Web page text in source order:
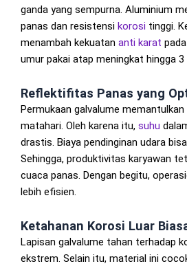
ganda yang sempurna. Aluminium
panas dan resistensi korosi tinggi.
menambah kekuatan anti karat
umur pakai atap meningkat hingga 3
Reflektifitas Panas yang
Permukaan galvalume memantulkan
matahari. Oleh karena itu, suhu
drastis. Biaya pendinginan udara
Sehingga, produktivitas karyawan
cuaca panas. Dengan begitu,
lebih efisien.
Ketahanan Korosi Luar
Lapisan galvalume tahan terhadap
ekstrem. Selain itu, material ini